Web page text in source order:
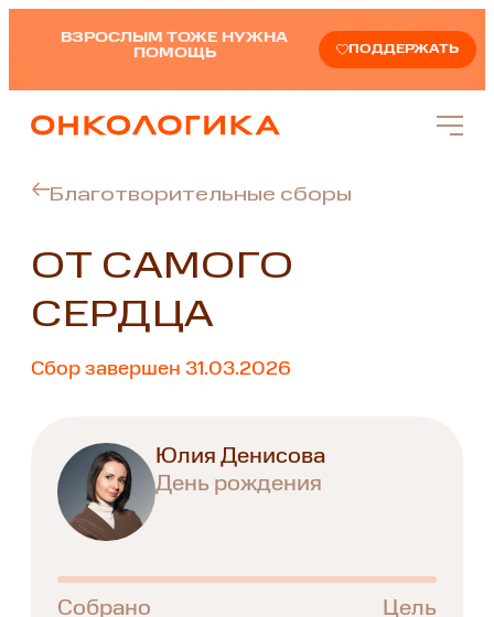
ВЗРОСЛЫМ ТОЖЕ НУЖНА
ПОМОЩЬ
ПОДДЕРЖАТЬ
Благотворительные сборы
ОТ САМОГО
СЕРДЦА
Сбор завершен 31.03.2026
Юлия Денисова
День рождения
Собрано Цель